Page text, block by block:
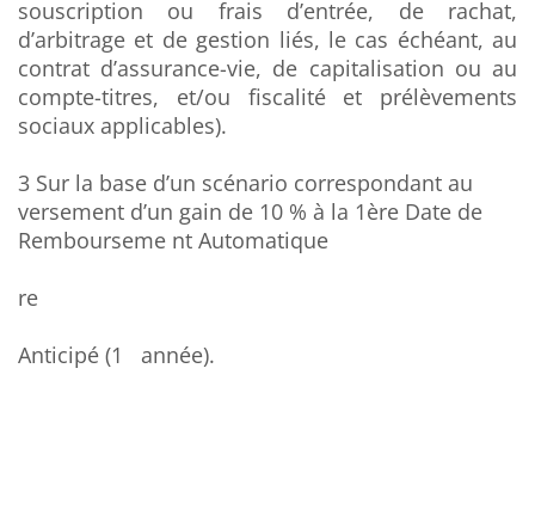
souscription ou frais d’entrée, de rachat,
d’arbitrage et de gestion liés, le cas échéant, au
contrat d’assurance-vie, de capitalisation ou au
compte-titres, et/ou fiscalité et prélèvements
sociaux applicables).
3 Sur la base d’un scénario correspondant au
versement d’un gain de 10 % à la 1ère Date de
Rembourseme nt Automatique
re
Anticipé (1 année).